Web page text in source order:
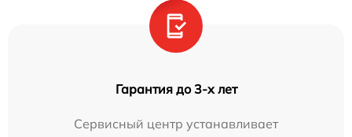
Гарантия до 3-х лет
Сервисный центр устанавливает